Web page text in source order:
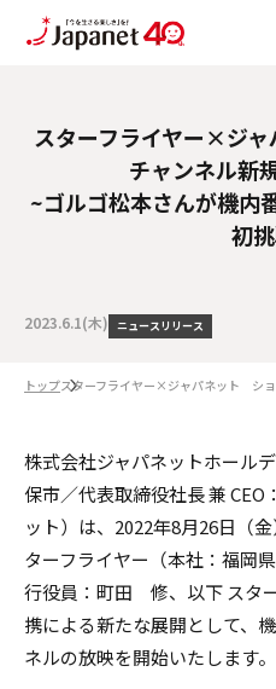
スターフライヤー×ジ
チャンネル新
~ゴルゴ松本さんが機内
初
2023.6.1(木) ニュースリリース
トップスターフライヤー×ジャパネット シ
株式会社ジャパネットホール
保市／代表取締役社長 兼
ット）は、2022年8月26日（
ターフライヤー（本社：福岡
行役員：町田 修、以下 スタ
携による新たな展開として、
ネルの放映を開始いたします。